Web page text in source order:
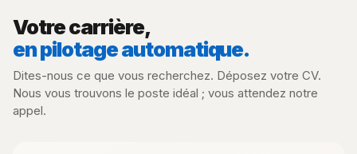
Votre carrière,
en pilotage automatique.
Dites-nous ce que vous recherchez. Déposez votre CV.
Nous vous trouvons le poste idéal ; vous attendez notre
appel.